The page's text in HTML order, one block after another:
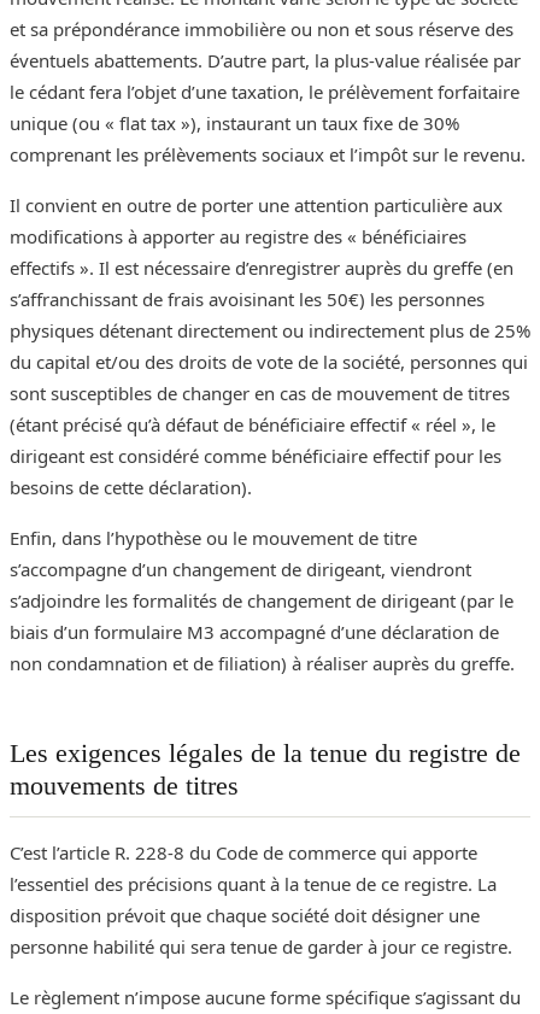
et sa prépondérance immobilière ou non et sous réserve des
éventuels abattements. D’autre part, la plus-value réalisée par
le cédant fera l’objet d’une taxation, le prélèvement forfaitaire
unique (ou « flat tax »), instaurant un taux fixe de 30%
comprenant les prélèvements sociaux et l’impôt sur le revenu.
Il convient en outre de porter une attention particulière aux
modifications à apporter au registre des « bénéficiaires
effectifs ». Il est nécessaire d’enregistrer auprès du greffe (en
s’affranchissant de frais avoisinant les 50€) les personnes
physiques détenant directement ou indirectement plus de 25%
du capital et/ou des droits de vote de la société, personnes qui
sont susceptibles de changer en cas de mouvement de titres
(étant précisé qu’à défaut de bénéficiaire effectif « réel », le
dirigeant est considéré comme bénéficiaire effectif pour les
besoins de cette déclaration).
Enfin, dans l’hypothèse ou le mouvement de titre
s’accompagne d’un changement de dirigeant, viendront
s’adjoindre les formalités de changement de dirigeant (par le
biais d’un formulaire M3 accompagné d’une déclaration de
non condamnation et de filiation) à réaliser auprès du greffe.
Les exigences légales de la tenue du registre de
mouvements de titres
C’est l’article R. 228-8 du Code de commerce qui apporte
l’essentiel des précisions quant à la tenue de ce registre. La
disposition prévoit que chaque société doit désigner une
personne habilité qui sera tenue de garder à jour ce registre.
Le règlement n’impose aucune forme spécifique s’agissant du